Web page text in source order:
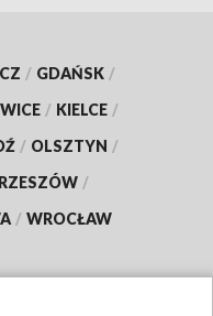
/ GDAŃSK /
/ KIELCE /
/ OLSZTYN /
RZESZÓW /
/ WROCŁAW